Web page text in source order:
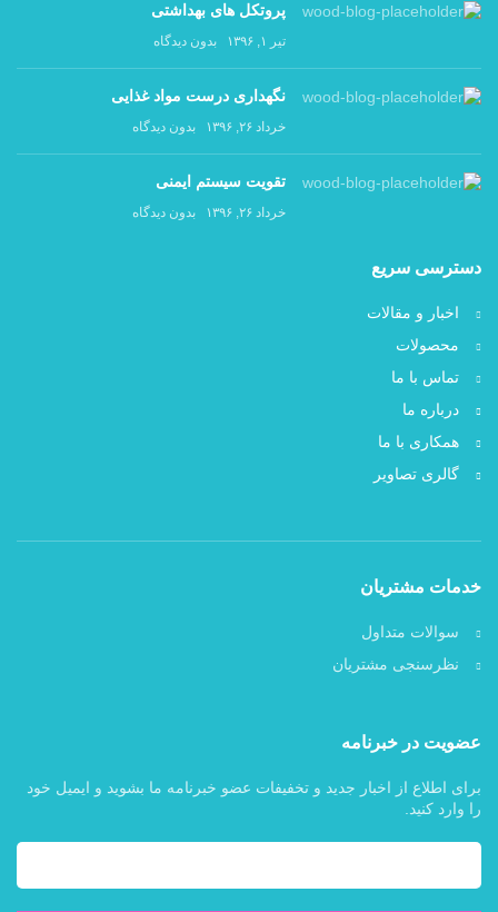
پروتکل های بهداشتی
تیر ۱, ۱۳۹۶ بدون دیدگاه
نگهداری درست مواد غذایی
خرداد ۲۶, ۱۳۹۶ بدون دیدگاه
تقویت سیستم ایمنی
خرداد ۲۶, ۱۳۹۶ بدون دیدگاه
دسترسی سریع
اخبار و مقالات
محصولات
تماس با ما
درباره ما
همکاری با ما
گالری تصاویر
خدمات مشتریان
سوالات متداول
نظرسنجی مشتریان
عضویت در خبرنامه
برای اطلاع از اخبار جدید و تخفیفات عضو خبرنامه ما بشوید و ایمیل خود
را وارد کنید.